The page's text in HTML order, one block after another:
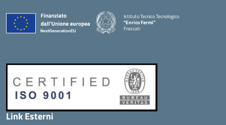
Istituto Tecnico Tecnologico
"Enrico Fermi"
Frascati
Link Esterni